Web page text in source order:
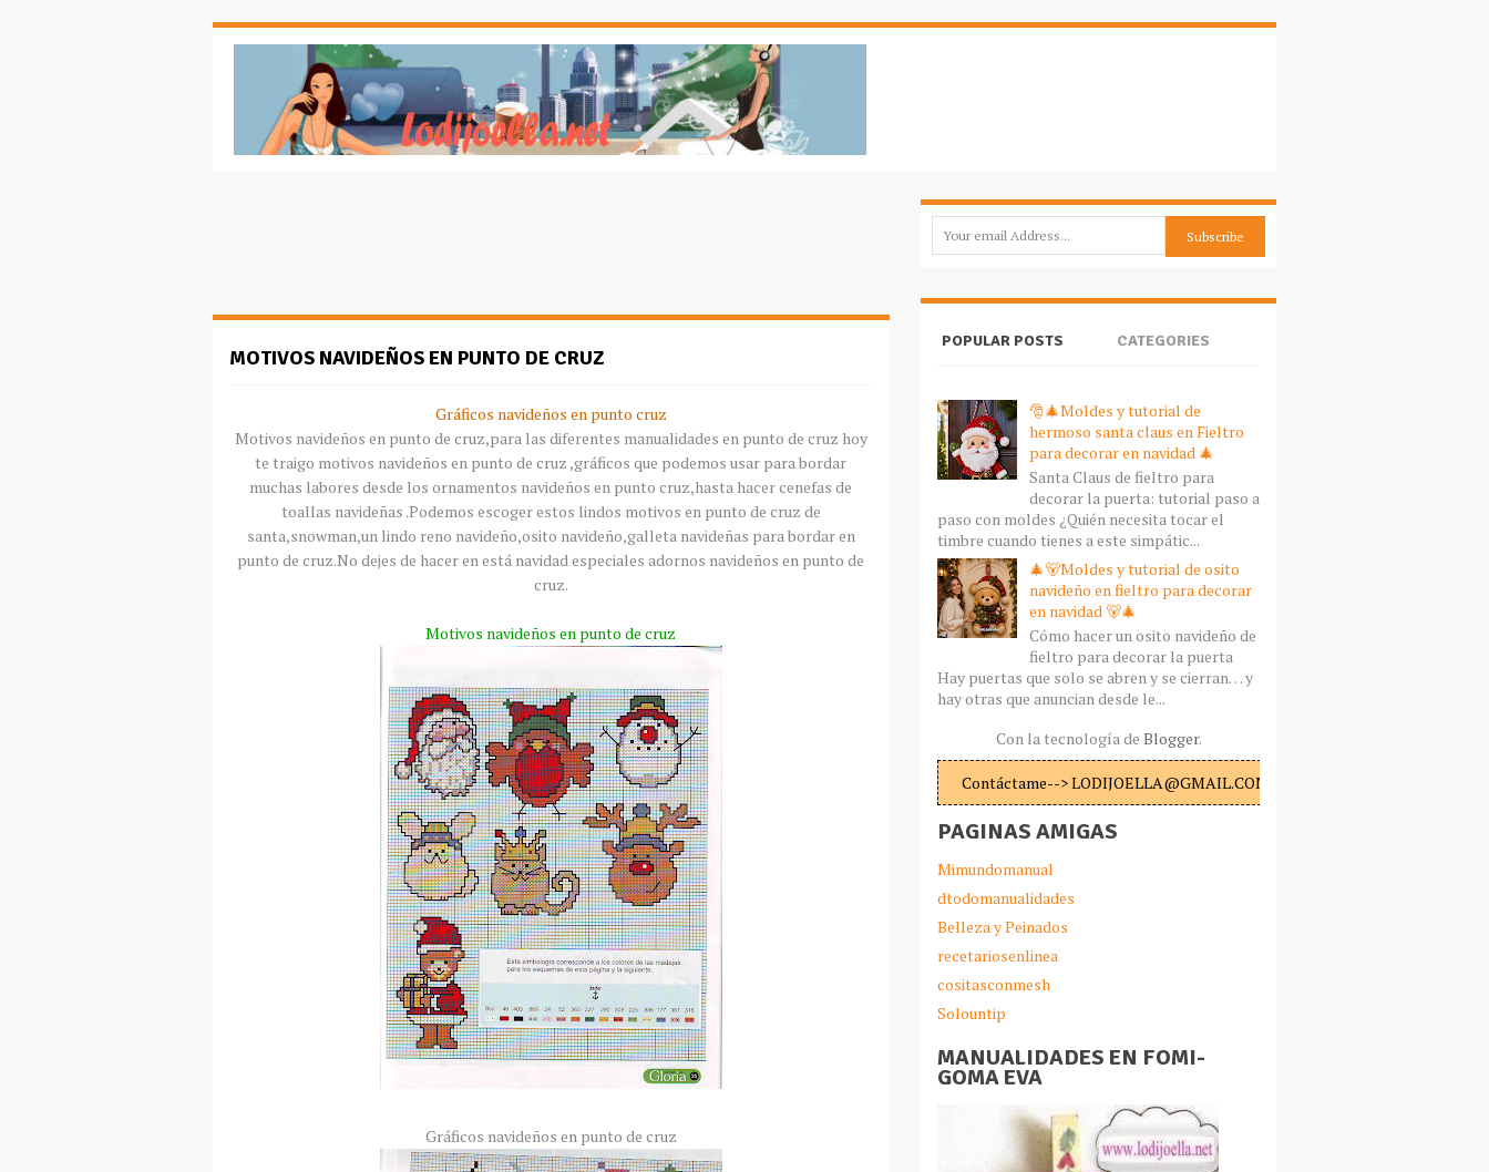
MOTIVOS NAVIDEÑOS EN PUNTO DE CRUZ
Gráficos navideños en punto cruz
Motivos navideños en punto de cruz,para las diferentes manualidades en punto de cruz hoy
te traigo motivos navideños en punto de cruz ,gráficos que podemos usar para bordar
muchas labores desde los ornamentos navideños en punto cruz,hasta hacer cenefas de
toallas navideñas .Podemos escoger estos lindos motivos en punto de cruz de
santa,snowman,un lindo reno navideño,osito navideño,galleta navideñas para bordar en
punto de cruz.No dejes de hacer en está navidad especiales adornos navideños en punto de
cruz.
Motivos navideños en punto de cruz
Gráficos navideños en punto de cruz
POPULAR POSTS CATEGORIES
🎅🎄Moldes y tutorial de
hermoso santa claus en Fieltro
para decorar en navidad 🎄
Santa Claus de fieltro para
decorar la puerta: tutorial paso a
paso con moldes ¿Quién necesita tocar el
timbre cuando tienes a este simpátic...
🎄🐻Moldes y tutorial de osito
navideño en fieltro para decorar
en navidad 🐻🎄
Cómo hacer un osito navideño de
fieltro para decorar la puerta
Hay puertas que solo se abren y se cierran… y
hay otras que anuncian desde le...
Con la tecnología de Blogger.
Contáctame--> LODIJOELLA@GMAIL.COM
PAGINAS AMIGAS
Mimundomanual
dtodomanualidades
Belleza y Peinados
recetariosenlinea
cositasconmesh
Solountip
MANUALIDADES EN FOMI-
GOMA EVA